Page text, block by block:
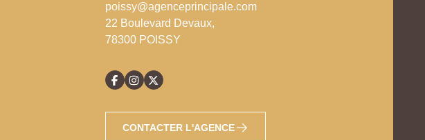
poissy@agenceprincipale.com
22 Boulevard Devaux,
78300 POISSY
CONTACTER L'AGENCE